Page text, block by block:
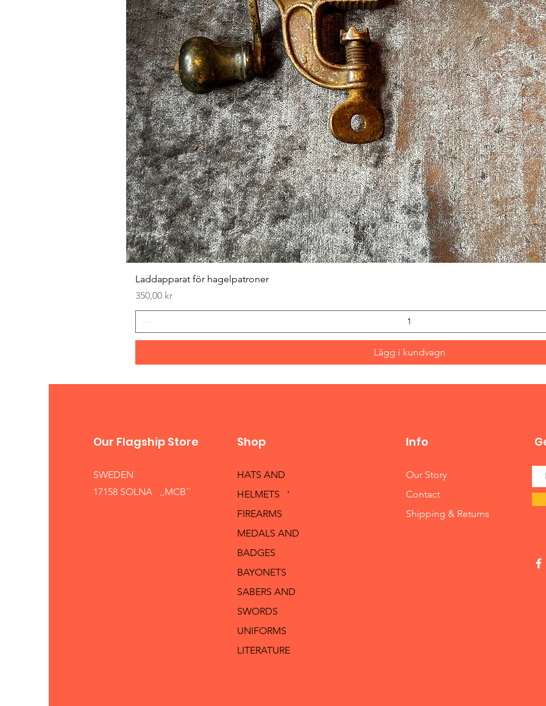
Laddapparat för hagelpatroner
Pris
350,00 kr
Lägg i kundvagn
Our Flagship Store
SWEDEN
17158 SOLNA ,,MCB´´
Shop
HATS AND
HELMETS '
FIREARMS
MEDALS AND
BADGES
BAYONETS
SABERS AND
SWORDS
UNIFORMS
LITERATURE
Info
Our Story
Contact
Shipping & Returns